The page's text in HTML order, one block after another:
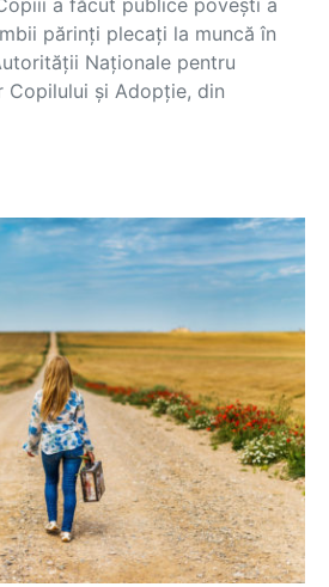
a făcut publice povești a
părinți plecați la muncă în
Naționale pentru
și Adopție, din